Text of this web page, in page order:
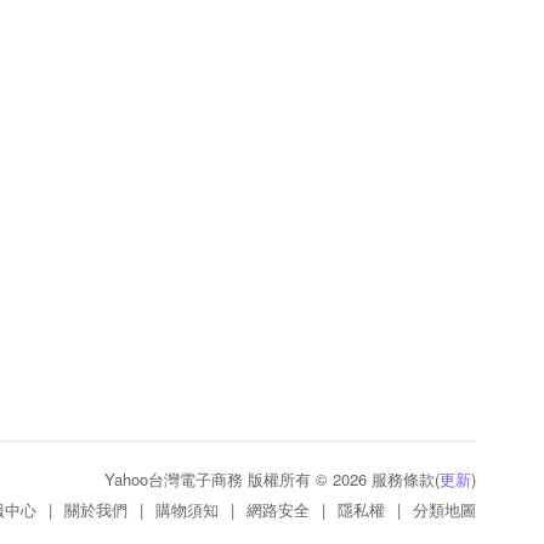
Yahoo台灣電子商務 版權所有 © 2026 服務條款(更新)
中心 | 關於我們 | 購物須知 | 網路安全 | 隱私權 | 分類地圖